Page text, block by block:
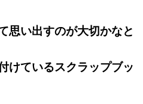
思い出すのが大切かなと
けているスクラップブッ